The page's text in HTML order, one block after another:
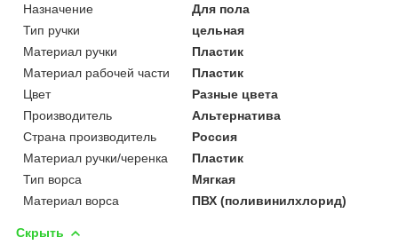
Назначение
Для пола
Тип ручки
цельная
Материал ручки
Пластик
Материал рабочей части
Пластик
Цвет
Разные цвета
Производитель
Альтернатива
Страна производитель
Россия
Материал ручки/черенка
Пластик
Тип ворса
Мягкая
Материал ворса
ПВХ (поливинилхлорид)
Скрыть